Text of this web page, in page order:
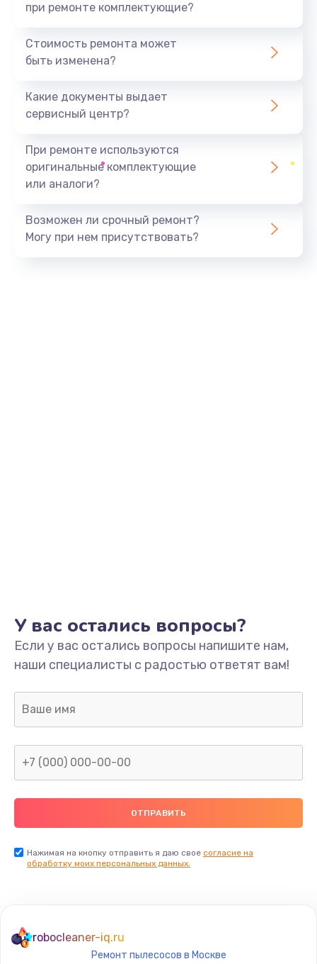
при ремонте комплектующие?
Стоимость ремонта может
быть изменена?
Какие документы выдает
сервисный центр?
При ремонте используются
оригинальные комплектующие
или аналоги?
Возможен ли срочный ремонт?
Могу при нем присутствовать?
У вас остались вопросы?
Если у вас остались вопросы напишите нам,
наши специалисты с радостью ответят вам!
Нажимая на кнопку отправить я даю свое согласие на
обработку моих персональных данных.
robocleaner-iq.ru
Ремонт пылесосов в Москве